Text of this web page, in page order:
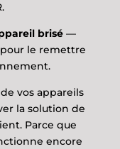
brisé—
le remettre
vos appareils
la solution de
Parce que
encore